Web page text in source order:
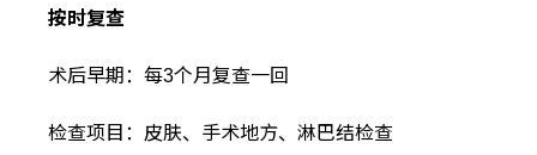
按时复查
术后早期：每3个月复查一回
检查项目：皮肤、手术地方、淋巴结检查